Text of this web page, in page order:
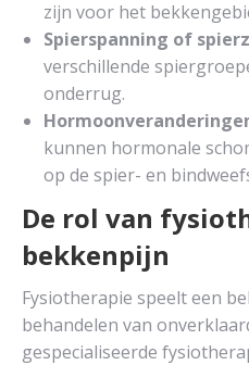
zijn voor het
Spierspanning of
verschillende
onderrug.
kunnen hormonale
op de spier- en
De rol van
bekkenpijn
Fysiotherapie speelt een
behandelen van
gespecialiseerde